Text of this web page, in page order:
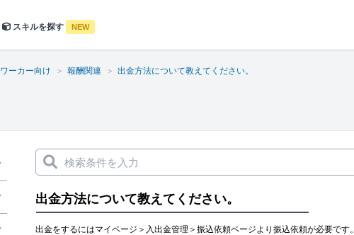
スキルを探す NEW
ワーカー向け 報酬関連 出金方法について教えてください。
出金方法について教えてください。
出金をするにはマイページ＞入出金管理＞振込依頼ページより振込依頼が必要です。